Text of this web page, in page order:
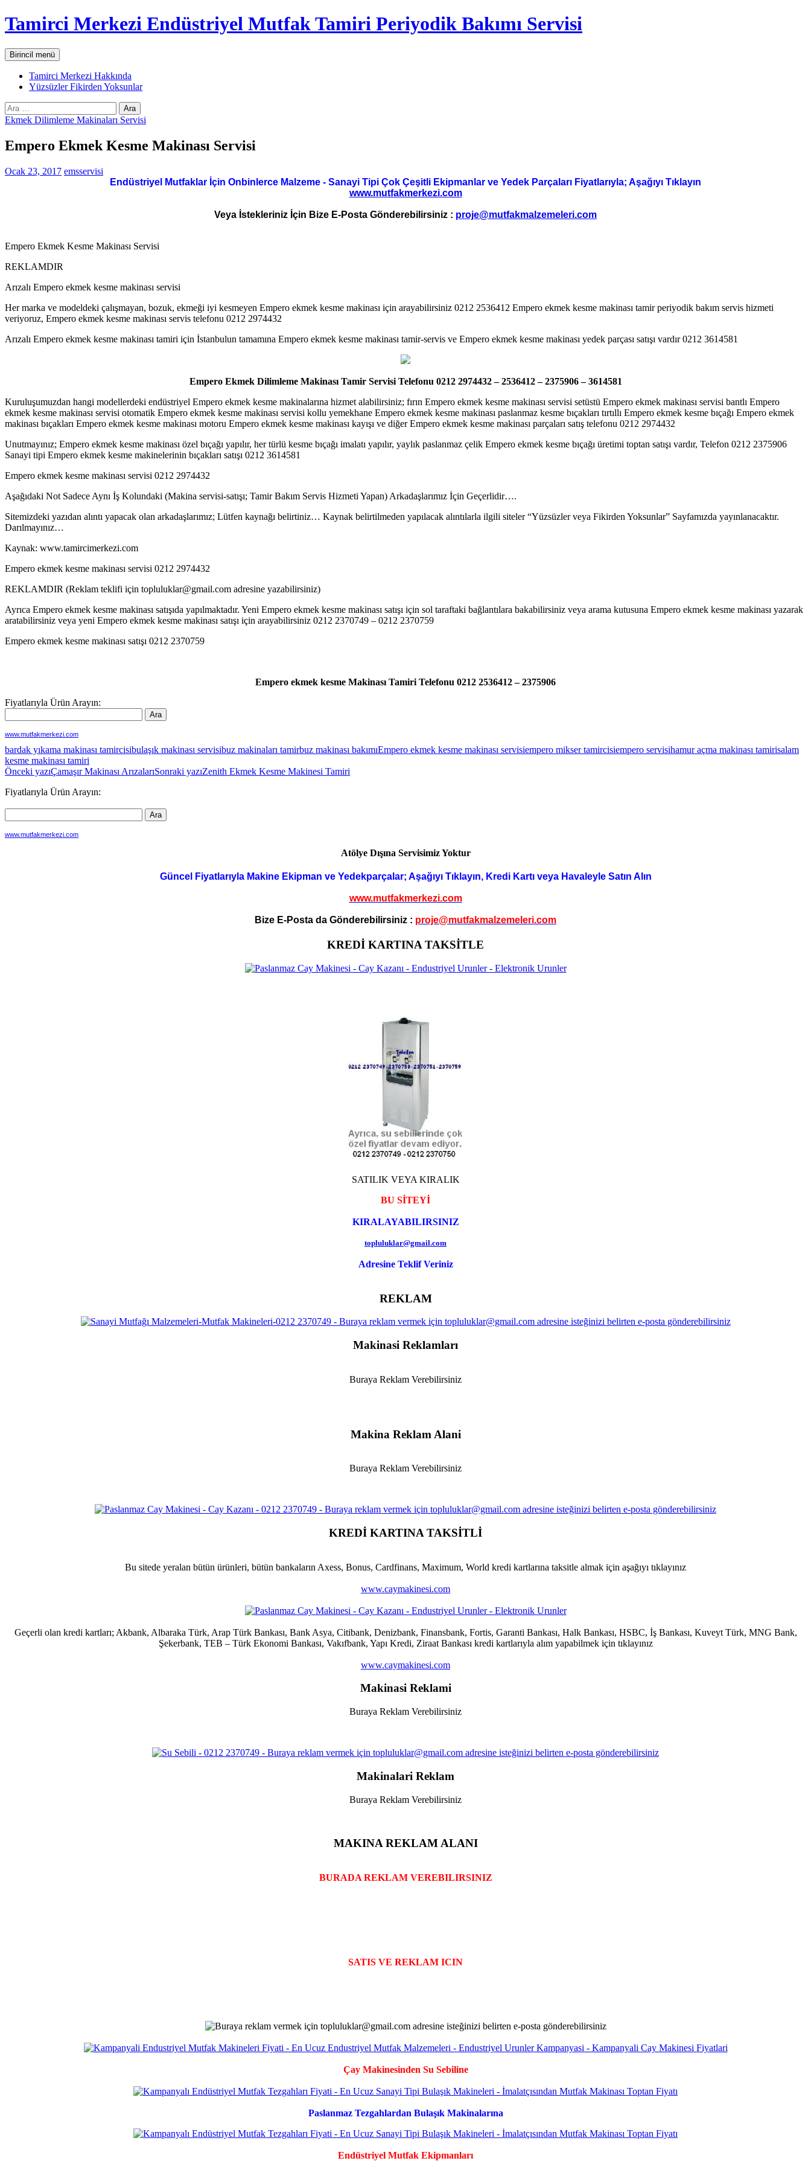
İçeriğe
atla
Tamirci Merkezi Endüstriyel Mutfak Tamiri Periyodik Bakımı Servisi
AraBirincil menü
Tamirci Merkezi Hakkında
Yüzsüzler Fikirden Yoksunlar
Arama:
Ekmek Dilimleme Makinaları Servisi
Empero Ekmek Kesme Makinası Servisi
Ocak 23, 2017 emsservisi
Endüstriyel Mutfaklar İçin Onbinlerce Malzeme - Sanayi Tipi Çok Çeşitli Ekipmanlar ve Yedek Parçaları Fiyatlarıyla; Aşağıyı Tıklayın
www.mutfakmerkezi.com
Veya İstekleriniz İçin Bize E-Posta Gönderebilirsiniz : proje@mutfakmalzemeleri.com
Empero Ekmek Kesme Makinası Servisi
REKLAMDIR
Arızalı Empero ekmek kesme makinası servisi
Her marka ve modeldeki çalışmayan, bozuk, ekmeği iyi kesmeyen Empero ekmek kesme makinası için arayabilirsiniz 0212 2536412 Empero ekmek kesme makinası tamir periyodik bakım servis hizmeti
veriyoruz, Empero ekmek kesme makinası servis telefonu 0212 2974432
Arızalı Empero ekmek kesme makinası tamiri için İstanbulun tamamına Empero ekmek kesme makinası tamir-servis ve Empero ekmek kesme makinası yedek parçası satışı vardır 0212 3614581
Empero Ekmek Dilimleme Makinası Tamir Servisi Telefonu 0212 2974432 – 2536412 – 2375906 – 3614581
Kuruluşumuzdan hangi modellerdeki endüstriyel Empero ekmek kesme makinalarına hizmet alabilirsiniz; fırın Empero ekmek kesme makinası servisi setüstü Empero ekmek makinası servisi bantlı Empero
ekmek kesme makinası servisi otomatik Empero ekmek kesme makinası servisi kollu yemekhane Empero ekmek kesme makinası paslanmaz kesme bıçakları tırtıllı Empero ekmek kesme bıçağı Empero ekmek
makinası bıçakları Empero ekmek kesme makinası motoru Empero ekmek kesme makinası kayışı ve diğer Empero ekmek kesme makinası parçaları satış telefonu 0212 2974432
Unutmayınız; Empero ekmek kesme makinası özel bıçağı yapılır, her türlü kesme bıçağı imalatı yapılır, yaylık paslanmaz çelik Empero ekmek kesme bıçağı üretimi toptan satışı vardır, Telefon 0212 2375906
Sanayi tipi Empero ekmek kesme makinelerinin bıçakları satışı 0212 3614581
Empero ekmek kesme makinası servisi 0212 2974432
Aşağıdaki Not Sadece Aynı İş Kolundaki (Makina servisi-satışı; Tamir Bakım Servis Hizmeti Yapan) Arkadaşlarımız İçin Geçerlidir….
Sitemizdeki yazıdan alıntı yapacak olan arkadaşlarımız; Lütfen kaynağı belirtiniz… Kaynak belirtilmeden yapılacak alıntılarla ilgili siteler “Yüzsüzler veya Fikirden Yoksunlar” Sayfamızda yayınlanacaktır.
Darılmayınız…
Kaynak: www.tamircimerkezi.com
Empero ekmek kesme makinası servisi 0212 2974432
REKLAMDIR (Reklam teklifi için topluluklar@gmail.com adresine yazabilirsiniz)
Ayrıca Empero ekmek kesme makinası satışıda yapılmaktadır. Yeni Empero ekmek kesme makinası satışı için sol taraftaki bağlantılara bakabilirsiniz veya arama kutusuna Empero ekmek kesme makinası yazarak
aratabilirsiniz veya yeni Empero ekmek kesme makinası satışı için arayabilirsiniz 0212 2370749 – 0212 2370759
Empero ekmek kesme makinası satışı 0212 2370759
Empero ekmek kesme Makinası Tamiri Telefonu 0212 2536412 – 2375906
Fiyatlarıyla Ürün Arayın:
www.mutfakmerkezi.com
bardak yıkama makinası tamircisibulaşık makinası servisibuz makinaları tamirbuz makinası bakımıEmpero ekmek kesme makinası servisiempero mikser tamircisiempero servisihamur açma makinası tamirisalam
kesme makinası tamiri
Yazı
dolaşımı
Önceki yazıÇamaşır Makinası ArızalarıSonraki yazıZenith Ekmek Kesme Makinesi Tamiri
Fiyatlarıyla Ürün Arayın:
www.mutfakmerkezi.com
Atölye Dışına Servisimiz Yoktur
Güncel Fiyatlarıyla Makine Ekipman ve Yedekparçalar; Aşağıyı Tıklayın, Kredi Kartı veya Havaleyle Satın Alın
www.mutfakmerkezi.com
Bize E-Posta da Gönderebilirsiniz : proje@mutfakmalzemeleri.com
KREDİ KARTINA TAKSİTLE
SATILIK VEYA KIRALIK
BU SİTEYİ
KIRALAYABILIRSINIZ
topluluklar@gmail.com
Adresine Teklif Veriniz
REKLAM
Makinasi Reklamları
Buraya Reklam Verebilirsiniz
Makina Reklam Alani
Buraya Reklam Verebilirsiniz
KREDİ KARTINA TAKSİTLİ
Bu sitede yeralan bütün ürünleri, bütün bankaların Axess, Bonus, Cardfinans, Maximum, World kredi kartlarına taksitle almak için aşağıyı tıklayınız
www.caymakinesi.com
Geçerli olan kredi kartları; Akbank, Albaraka Türk, Arap Türk Bankası, Bank Asya, Citibank, Denizbank, Finansbank, Fortis, Garanti Bankası, Halk Bankası, HSBC, İş Bankası, Kuveyt Türk, MNG Bank,
Şekerbank, TEB – Türk Ekonomi Bankası, Vakıfbank, Yapı Kredi, Ziraat Bankası kredi kartlarıyla alım yapabilmek için tıklayınız
www.caymakinesi.com
Makinasi Reklami
Buraya Reklam Verebilirsiniz
Makinalari Reklam
Buraya Reklam Verebilirsiniz
MAKINA REKLAM ALANI
BURADA REKLAM VEREBILIRSINIZ
SATIS VE REKLAM ICIN
Çay Makinesinden Su Sebiline
Paslanmaz Tezgahlardan Bulaşık Makinalarına
Endüstriyel Mutfak Ekipmanları